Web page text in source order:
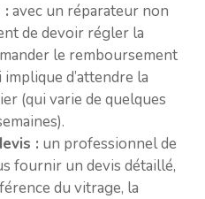
: avec un réparateur non
de devoir régler la
le remboursement
implique d’attendre la
(qui varie de quelques
: un professionnel de
fournir un devis détaillé,
du vitrage, la